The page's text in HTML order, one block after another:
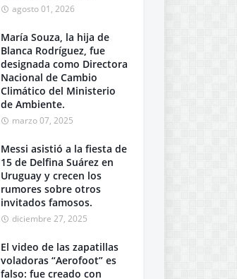
agosto 01, 2026
María Souza, la hija de
Blanca Rodríguez, fue
designada como Directora
Nacional de Cambio
Climático del Ministerio
de Ambiente.
marzo 07, 2025
Messi asistió a la fiesta de
15 de Delfina Suárez en
Uruguay y crecen los
rumores sobre otros
invitados famosos.
diciembre 27, 2025
El video de las zapatillas
voladoras “Aerofoot” es
falso: fue creado con